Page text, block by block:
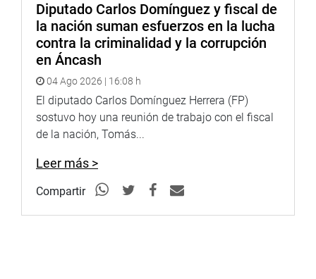
Diputado Carlos Domínguez y fiscal de
la nación suman esfuerzos en la lucha
contra la criminalidad y la corrupción
en Áncash
04 Ago 2026 | 16:08 h
El diputado Carlos Domínguez Herrera (FP)
sostuvo hoy una reunión de trabajo con el fiscal
de la nación, Tomás...
Leer más >
Compartir